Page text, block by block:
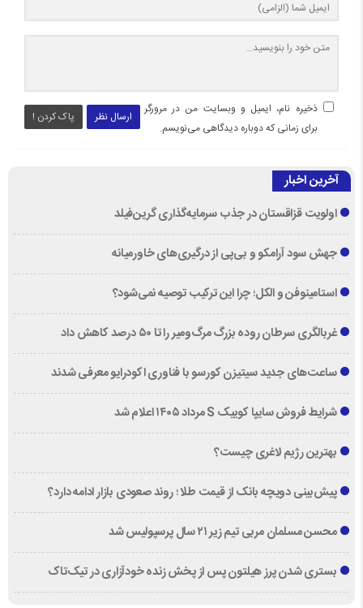
ارسال نظر پاک کردن !
ذخیره نام، ایمیل و وبسایت من در مرورگر
برای زمانی که دوباره دیدگاهی می‌نویسم.
آخرین اخبار
اولویت قزاقستان در جذب سرمایه‌گذاری گرین‌فیلد
جهش سود آرامکو و بی‌پی از درگیری‌های خاورمیانه
استامینوفن و الکل؛ چرا این ترکیب توصیه نمی‌شود؟
غربالگری سرطان روده بزرگ مرگ‌ومیر را تا ۵۰ درصد کاهش داد
ساعت‌های جدید سیتیزن کورسو با فناوری اکودرایو معرفی شدند
شرایط فروش سایپا کوییک S مرداد ۱۴۰۵ اعلام شد
بهترین رژیم لاغری چیست؟
پیش‌بینی دویچه‌ بانک از قیمت طلا ؛ روند صعودی بازار ادامه دارد؟
محسن مسلمان مربی تیم زیر ۲۱ سال پرسپولیس شد
بستری شدن پرز هیلتون پس از پخش زنده خودآزاری در تیک‌تاک